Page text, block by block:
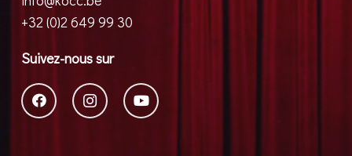
+32 (0)2 649 99 30
Suivez-nous sur